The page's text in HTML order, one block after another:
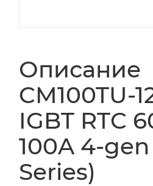
Описание
CM100TU-
IGBT RTC
100A 4-
Series)